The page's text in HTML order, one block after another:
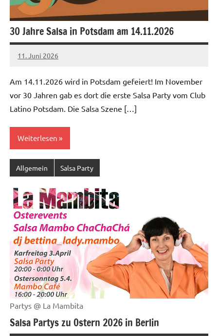
30 Jahre Salsa in Potsdam am 14.11.2026
11. Juni 2026
Salsa-
Redaktion
Am 14.11.2026 wird in Potsdam gefeiert! Im November
vor 30 Jahren gab es dort die erste Salsa Party vom Club
Latino Potsdam. Die Salsa Szene […]
Weiterlesen
Allgemein Salsa Party
Partys @ La Mambita
Salsa Partys zu Ostern 2026 in Berlin